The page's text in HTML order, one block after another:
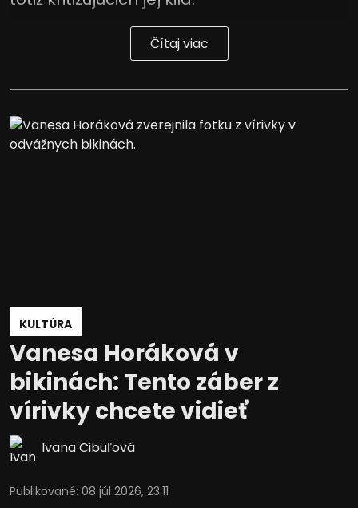
Čítaj viac
KULTÚRA
Vanesa Horáková v
bikinách: Tento záber z
vírivky chcete vidieť
Ivana Cibuľová
Publikované: 08 júl 2026, 23:11